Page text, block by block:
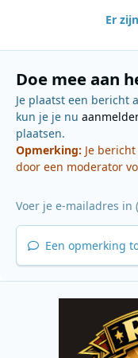
Er
Doe mee aan
Je plaatst een bericht
kun je je nu
plaatsen.
Opmerking: Je
door een moderator
Een opmerking